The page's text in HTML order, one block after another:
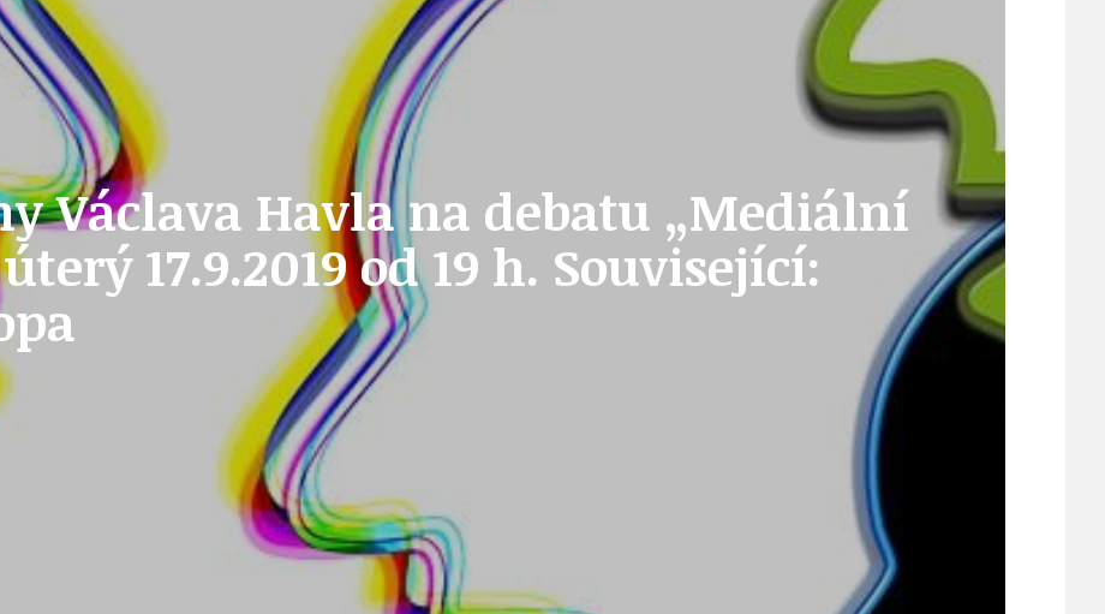
PŘELOŽKA I/12 A STAVBA 511
PŘEVZATÉ ZPRÁVY Z ÚŘADU MČ PRAHA 21
SKAUTSKÁ KLUBOVNA
ŠKOLY A ŠKOLSTVÍ
SOCIÁLNÍ PROJEKTY A POMOC
ÚVALSKÉ KOUPALIŠTĚ
VEŘEJNÉ ZAKÁZKY, VOLNÁ PRACOVNÍ MÍSTA
ZDRAVOTNÍ STŘEDISKO ÚJEZD NAD LESY
Václava Havla na debatu „Mediální
17.9.2019 od 19 h. Související: